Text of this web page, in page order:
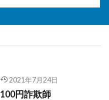
2021年7月24日
100円詐欺師